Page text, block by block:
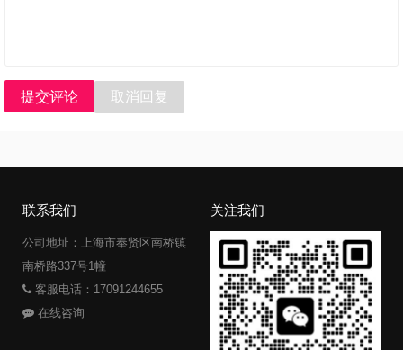
提交评论 取消回复
联系我们
公司地址：上海市奉贤区南桥镇
南桥路337号1幢
客服电话：17091244655
在线咨询
关注我们